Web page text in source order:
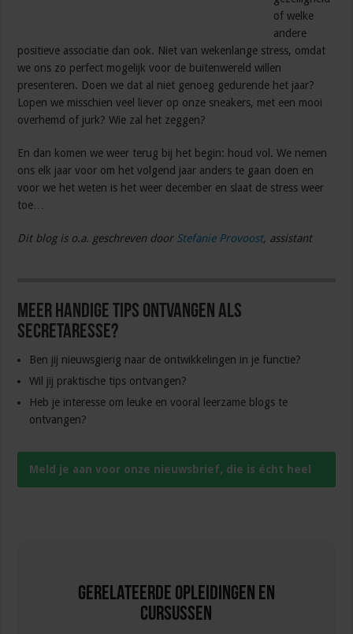
of welke
andere
positieve associatie dan ook. Niet van wekenlange stress, omdat
we ons zo perfect mogelijk voor de buitenwereld willen
presenteren. Doen we dat al niet genoeg gedurende het jaar?
Lopen we misschien veel liever op onze sneakers, met een mooi
overhemd of jurk? Wie zal het zeggen?
En dan komen we weer terug bij het begin: houd vol. We nemen
ons elk jaar voor om het volgend jaar anders te gaan doen en
voor we het weten is het weer december en slaat de stress weer
toe…
Dit blog is o.a. geschreven door Stefanie Provoost, assistant
Meer handige tips ontvangen als
secretaresse?
Ben jij nieuwsgierig naar de ontwikkelingen in je functie?
Wil jij praktische tips ontvangen?
Heb je interesse om leuke en vooral leerzame blogs te
ontvangen?
Meld je aan voor onze nieuwsbrief, die is écht heel
Gerelateerde Opleidingen en
Cursussen